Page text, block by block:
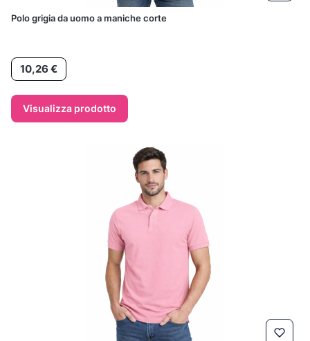
Polo grigia da uomo a maniche corte
Prezzo
10,26 €
Visualizza prodotto